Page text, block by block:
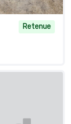
Retenue